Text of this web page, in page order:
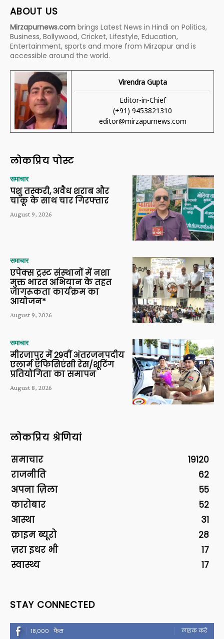
ABOUT US
Mirzapurnews.com brings Latest News in Hindi on Politics,
Business, Bollywood, Cricket, Lifestyle, Education,
Entertainment, sports and more from Mirzapur and is
accessible around the world.
Virendra Gupta
Editor-in-Chief
(+91) 9453821310
editor@mirzapurnews.com
लोकप्रिय पोस्ट
समाचार
पशु तस्करी, अवैध शराब और
चाकू के साथ चार गिरफ्तार
August 9, 2026
समाचार
एपेक्स ट्रस्ट संस्थानों में नशा
मुक्त भारत अभियान के तहत
जागरूकता कार्यक्रम का
आयोजन*
August 9, 2026
समाचार
मीरजापुर में 29वीं अंतरजनपदीय
एलार्म एफिसिएंसी रेस/शूटिंग
प्रतियोगिता का समापन
August 8, 2026
लोकप्रिय श्रेणियां
समाचार
19120
राजनीति
62
अपना ज़िला
55
कारोबार
52
आस्था
31
क्राइम ब्यूरो
28
ज़रा इधर भी
17
स्वास्थ्य
17
STAY CONNECTED
18,000 फैंस लाइक करें